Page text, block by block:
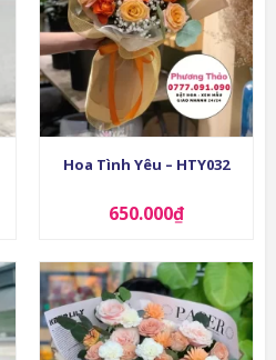
Hoa Tình Yêu – HTY032
650.000₫